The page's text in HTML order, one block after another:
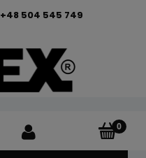
+48 504 545 749